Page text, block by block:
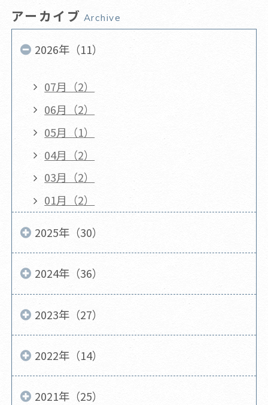
アーカイブ Archive
2026年（11）
07月（2）
06月（2）
05月（1）
04月（2）
03月（2）
01月（2）
2025年（30）
2024年（36）
2023年（27）
2022年（14）
2021年（25）